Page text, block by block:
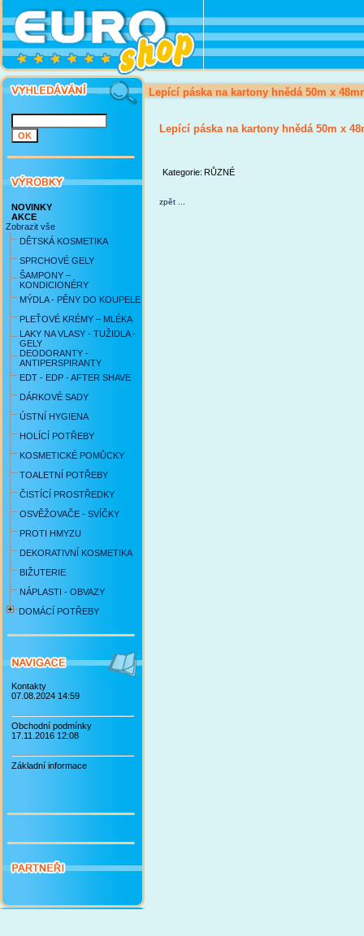
NOVINKY
AKCE
Zobrazit vše
DĚTSKÁ KOSMETIKA
SPRCHOVÉ GELY
ŠAMPONY –
KONDICIONÉRY
MÝDLA - PĚNY DO KOUPELE
PLEŤOVÉ KRÉMY – MLÉKA
LAKY NA VLASY - TUŽIDLA -
GELY
DEODORANTY -
ANTIPERSPIRANTY
EDT - EDP - AFTER SHAVE
DÁRKOVÉ SADY
ÚSTNÍ HYGIENA
HOLÍCÍ POTŘEBY
KOSMETICKÉ POMŮCKY
TOALETNÍ POTŘEBY
ČISTÍCÍ PROSTŘEDKY
OSVĚŽOVAČE - SVÍČKY
PROTI HMYZU
DEKORATIVNÍ KOSMETIKA
BIŽUTERIE
NÁPLASTI - OBVAZY
DOMÁCÍ POTŘEBY
Kontakty
07.08.2024 14:59
Obchodní podmínky
17.11.2016 12:08
Základní informace
Lepící páska na kartony hnědá 50m x
Lepící páska na kartony hnědá 50m x
Kategorie: RŮZNÉ
zpět ...